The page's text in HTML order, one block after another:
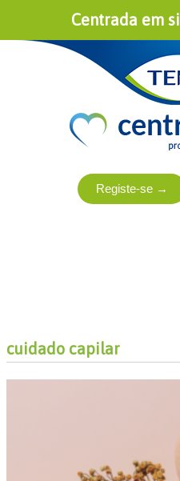
cuidado capilar
Centrada em si